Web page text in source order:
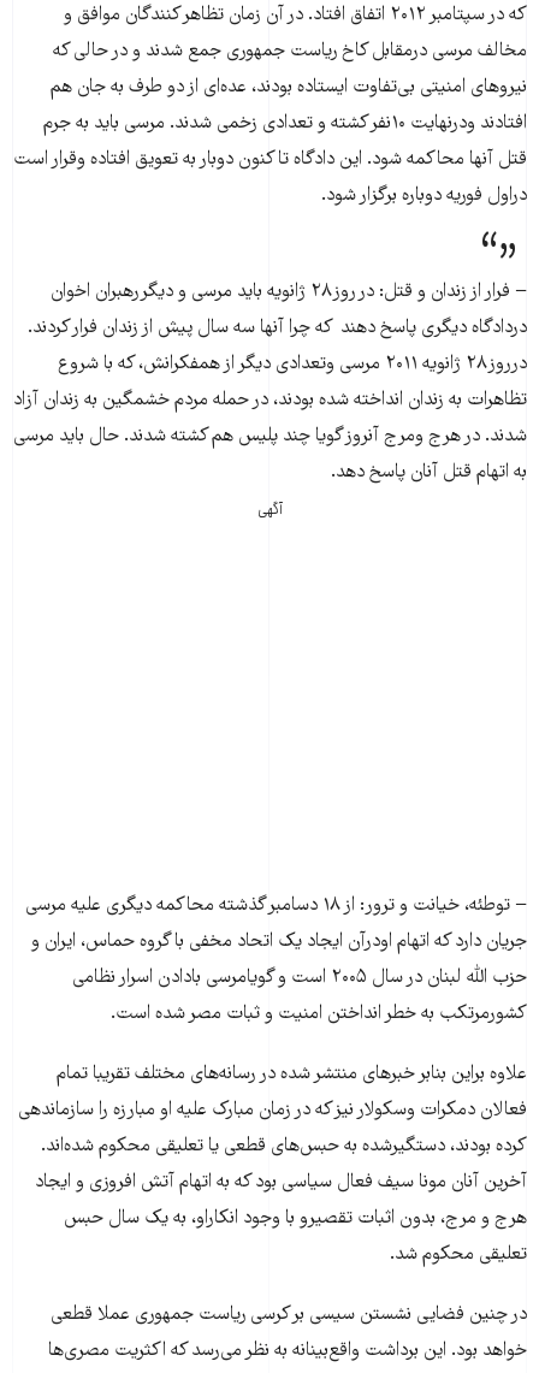
که در سپتامبر ۲۰۱۲ اتفاق افتاد. در آن زمان تظاهر کنندگان موافق و
مخالف مرسی درمقابل کاخ ریاست جمهوری جمع شدند و در حالی که
نیروهای امنیتی بی‌تفاوت ایستاده بودند، عده‌ای از دو طرف به جان هم
افتادند ودرنهایت ۱۰نفر کشته و تعدادی زخمی شدند. مرسی باید به جرم
قتل آنها محاکمه شود. این دادگاه تا کنون دوبار به تعویق افتاده وقرار است
دراول فوریه دوباره برگزار شود.
− فرار از زندان و قتل: در روز۲۸ ژانویه باید مرسی و دیگررهبران اخوان
دردادگاه دیگری پاسخ دهند که چرا آنها سه سال پیش از زندان فرار کردند.
درروز۲۸ ژانویه ۲۰۱۱ مرسی وتعدادی دیگر از همفکرانش، که با شروع
تظاهرات به زندان انداخته شده بودند، در حمله مردم خشمگین به زندان آزاد
شدند. در هرج ومرج آنروز گویا چند پلیس هم کشته شدند. حال باید مرسی
به اتهام قتل آنان پاسخ دهد.
آگهی
− توطئه، خیانت و ترور: از ۱۸ دسامبر گذشته محاکمه دیگری علیه مرسی
جریان دارد که اتهام اودرآن ایجاد یک اتحاد مخفی‌ با گروه حماس، ایران و
حزب الله لبنان در سال ۲۰۰۵ است و گویامرسی بادادن اسرار نظامی
کشورمرتکب به خطر انداختن امنیت و ثبات مصر شده است.
علاوه براین بنابر خبرهای منتشر شده در رسانه‌های مختلف تقریبا تمام
فعالان دمکرات وسکولار نیز که در زمان مبارک علیه او مبارزه را سازماندهی
کرده بودند، دستگیرشده به حبس‌های قطعی یا تعلیقی محکوم شده‌اند.
آخرین آنان مونا سیف فعال سیاسی بود که به اتهام آتش افروزی و ایجاد
هرج و مرج، بدون اثبات تقصیرو با وجود انکاراو، به یک سال حبس
تعلیقی محکوم شد.
در چنین فضایی نشستن سیسی بر کرسی ریاست جمهوری عملا قطعی
خواهد بود. این برداشت واقع‌بینانه به نظر می‌رسد که اکثریت مصری‌ها